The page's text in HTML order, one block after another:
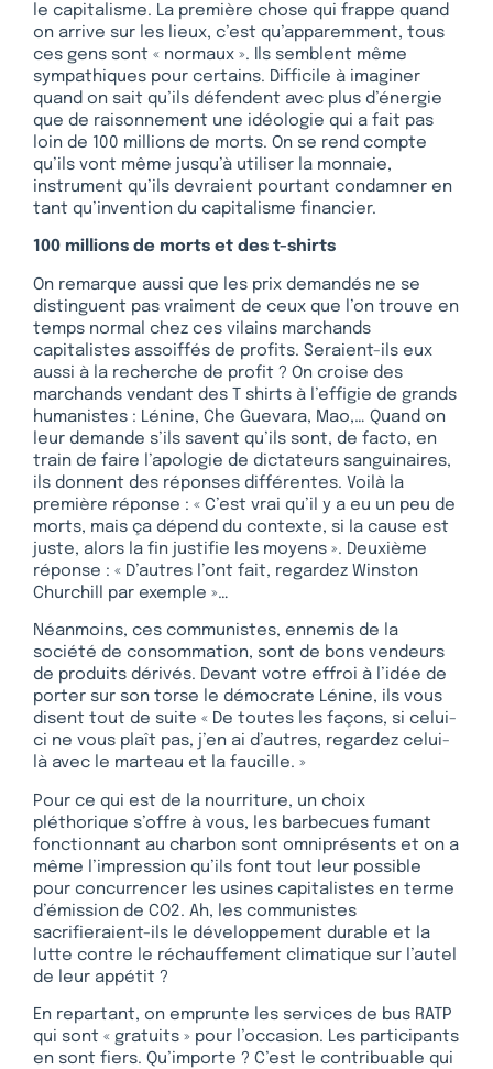
le capitalisme. La première chose qui frappe quand
on arrive sur les lieux, c’est qu’apparemment, tous
ces gens sont « normaux ». Ils semblent même
sympathiques pour certains. Difficile à imaginer
quand on sait qu’ils défendent avec plus d’énergie
que de raisonnement une idéologie qui a fait pas
loin de 100 millions de morts. On se rend compte
qu’ils vont même jusqu’à utiliser la monnaie,
instrument qu’ils devraient pourtant condamner en
tant qu’invention du capitalisme financier.
100 millions de morts et des t-shirts
On remarque aussi que les prix demandés ne se
distinguent pas vraiment de ceux que l’on trouve en
temps normal chez ces vilains marchands
capitalistes assoiffés de profits. Seraient-ils eux
aussi à la recherche de profit ? On croise des
marchands vendant des T shirts à l’effigie de grands
humanistes : Lénine, Che Guevara, Mao,… Quand on
leur demande s’ils savent qu’ils sont, de facto, en
train de faire l’apologie de dictateurs sanguinaires,
ils donnent des réponses différentes. Voilà la
première réponse : « C’est vrai qu’il y a eu un peu de
morts, mais ça dépend du contexte, si la cause est
juste, alors la fin justifie les moyens ». Deuxième
réponse : « D’autres l’ont fait, regardez Winston
Churchill par exemple »…
Néanmoins, ces communistes, ennemis de la
société de consommation, sont de bons vendeurs
de produits dérivés. Devant votre effroi à l’idée de
porter sur son torse le démocrate Lénine, ils vous
disent tout de suite « De toutes les façons, si celui-
ci ne vous plaît pas, j’en ai d’autres, regardez celui-
là avec le marteau et la faucille. »
Pour ce qui est de la nourriture, un choix
pléthorique s’offre à vous, les barbecues fumant
fonctionnant au charbon sont omniprésents et on a
même l’impression qu’ils font tout leur possible
pour concurrencer les usines capitalistes en terme
d’émission de CO2. Ah, les communistes
sacrifieraient-ils le développement durable et la
lutte contre le réchauffement climatique sur l’autel
de leur appétit ?
En repartant, on emprunte les services de bus RATP
qui sont « gratuits » pour l’occasion. Les participants
en sont fiers. Qu’importe ? C’est le contribuable qui